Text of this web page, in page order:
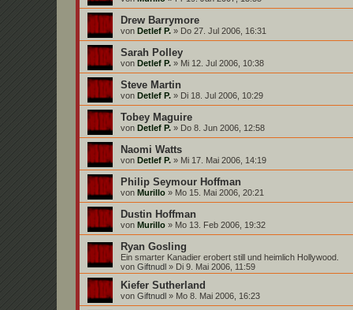
Drew Barrymore
von Detlef P. » Do 27. Jul 2006, 16:31
Sarah Polley
von Detlef P. » Mi 12. Jul 2006, 10:38
Steve Martin
von Detlef P. » Di 18. Jul 2006, 10:29
Tobey Maguire
von Detlef P. » Do 8. Jun 2006, 12:58
Naomi Watts
von Detlef P. » Mi 17. Mai 2006, 14:19
Philip Seymour Hoffman
von Murillo » Mo 15. Mai 2006, 20:21
Dustin Hoffman
von Murillo » Mo 13. Feb 2006, 19:32
Ryan Gosling
Ein smarter Kanadier erobert still und heimlich Hollywood.
von Giftnudl » Di 9. Mai 2006, 11:59
Kiefer Sutherland
von Giftnudl » Mo 8. Mai 2006, 16:23